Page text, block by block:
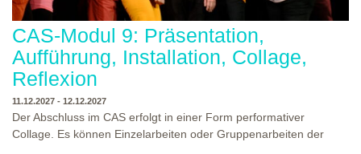
CAS-Modul 9: Präsentation,
Aufführung, Installation, Collage,
Reflexion
11.12.2027 - 12.12.2027
Der Abschluss im CAS erfolgt in einer Form performativer
Collage. Es können Einzelarbeiten oder Gruppenarbeiten der